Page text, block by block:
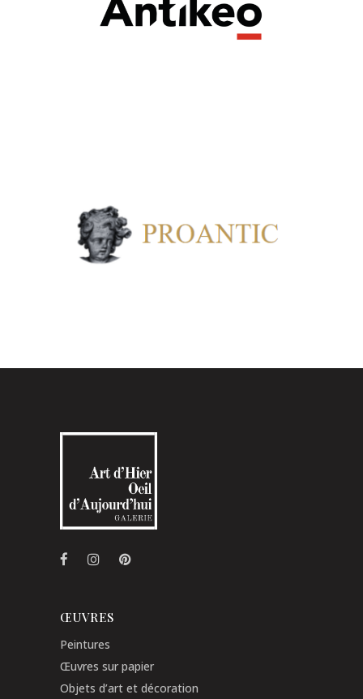
ŒUVRES
Peintures
Œuvres sur papier
Objets d’art et décoration